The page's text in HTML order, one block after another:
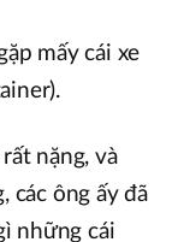
mấy cái xe
nặng, và
các ông ấy đã
những cái